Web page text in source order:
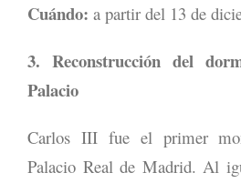
Cuándo: a partir del 13 de
3. Reconstrucción del
Palacio
Carlos III fue el primer
Palacio Real de Madrid. Al